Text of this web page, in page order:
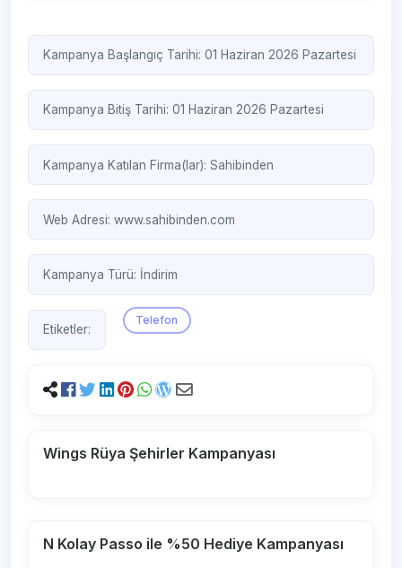
Kampanya Başlangıç Tarihi: 01 Haziran 2026 Pazartesi
Kampanya Bitiş Tarihi: 01 Haziran 2026 Pazartesi
Kampanya Katılan Firma(lar):Sahibinden
Web Adresi:www.sahibinden.com
Kampanya Türü: İndirim
Etiketler:
Telefon
Wings Rüya Şehirler Kampanyası
N Kolay Passo ile %50 Hediye Kampanyası